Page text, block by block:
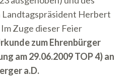
Landtagspräsident Herbert
Zuge dieser Feier
zum Ehrenbürger
am 29.06.2009 TOP 4) an
a.D.